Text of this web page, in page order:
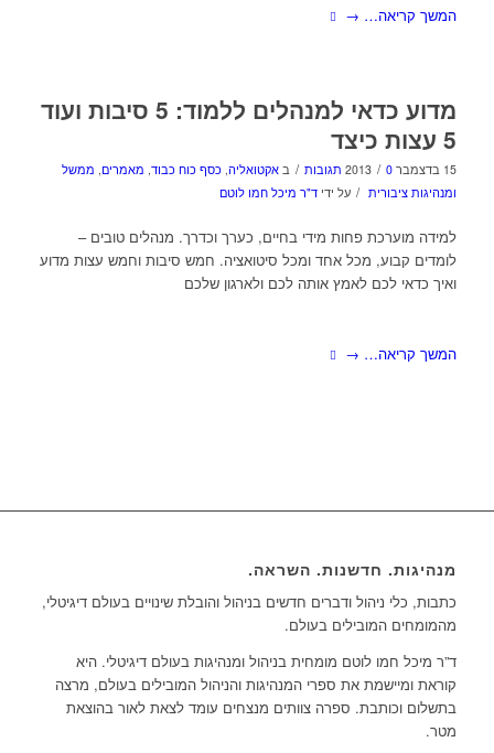
המשך קריאה… →
מדוע כדאי למנהלים ללמוד: 5 סיבות ועוד
5 עצות כיצד
15 בדצמבר 2013 / 0 תגובות / ב אקטואליה, כסף כוח כבוד, מאמרים, ממשל
ומנהיגות ציבורית / על ידי ד"ר מיכל חמו לוטם
למידה מוערכת פחות מידי בחיים, כערך וכדרך. מנהלים טובים –
לומדים קבוע, מכל אחד ומכל סיטואציה. חמש סיבות וחמש עצות מדוע
ואיך כדאי לכם לאמץ אותה לכם ולארגון שלכם
המשך קריאה… →
מנהיגות. חדשנות. השראה.
כתבות, כלי ניהול ודברים חדשים בניהול והובלת שינויים בעולם דיגיטלי,
מהמומחים המובילים בעולם.
ד”ר מיכל חמו לוטם מומחית בניהול ומנהיגות בעולם דיגיטלי. היא
קוראת ומיישמת את ספרי המנהיגות והניהול המובילים בעולם, מרצה
בתשלום וכותבת. ספרה צוותים מנצחים עומד לצאת לאור בהוצאת
מטר.